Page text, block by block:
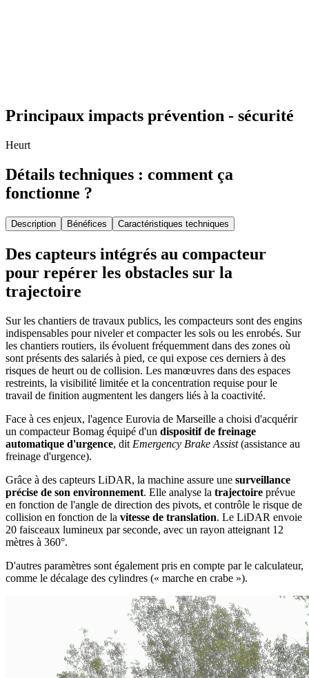
Principaux impacts prévention - sécurité
Heurt
Détails techniques : comment ça
fonctionne ?
Description Bénéfices Caractéristiques techniques
Des capteurs intégrés au compacteur
pour repérer les obstacles sur la
trajectoire
Sur les chantiers de travaux publics, les compacteurs sont des engins
indispensables pour niveler et compacter les sols ou les enrobés. Sur
les chantiers routiers, ils évoluent fréquemment dans des zones où
sont présents des salariés à pied, ce qui expose ces derniers à des
risques de heurt ou de collision. Les manœuvres dans des espaces
restreints, la visibilité limitée et la concentration requise pour le
travail de finition augmentent les dangers liés à la coactivité.
Face à ces enjeux, l'agence Eurovia de Marseille a choisi d'acquérir
un compacteur Bomag équipé d'un dispositif de freinage
automatique d'urgence, dit Emergency Brake Assist(assistance au
freinage d'urgence).
Grâce à des capteurs LiDAR, la machine assure une surveillance
précise de son environnement. Elle analyse la trajectoire prévue
en fonction de l'angle de direction des pivots, et contrôle le risque de
collision en fonction de la vitesse de translation. Le LiDAR envoie
20 faisceaux lumineux par seconde, avec un rayon atteignant 12
mètres à 360°.
D'autres paramètres sont également pris en compte par le calculateur,
comme le décalage des cylindres (« marche en crabe »).